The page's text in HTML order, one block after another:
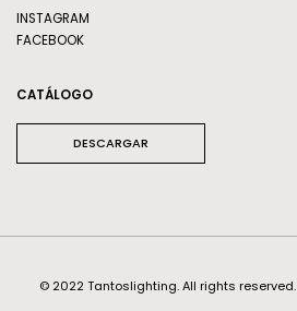
INSTAGRAM
FACEBOOK
CATÁLOGO
DESCARGAR
© 2022 Tantoslighting. All rights reserved.